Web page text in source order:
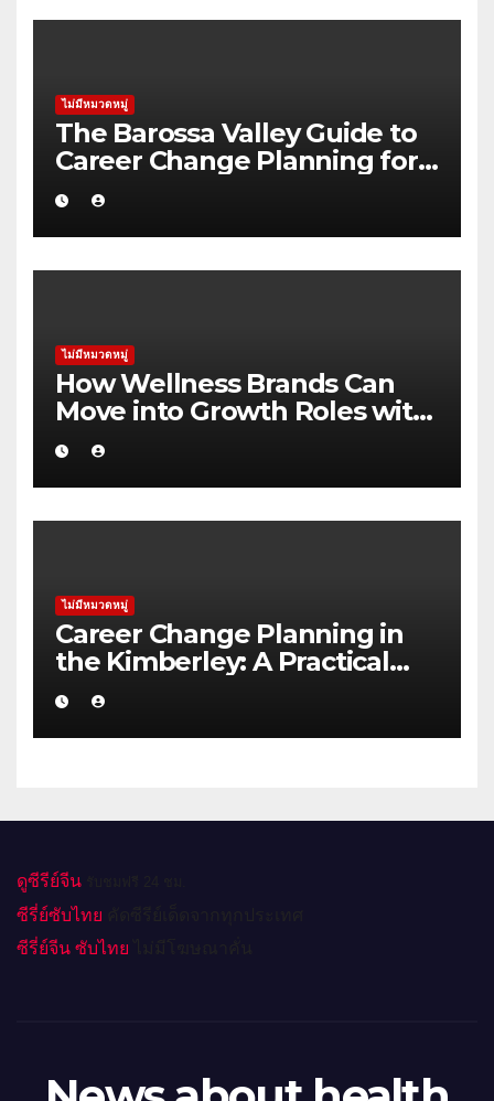
ไม่มีหมวดหมู่
The Barossa Valley Guide to
Career Change Planning for
Australian Families
ไม่มีหมวดหมู่
How Wellness Brands Can
Move into Growth Roles with
Fewer False Starts in the
Pilbara
ไม่มีหมวดหมู่
Career Change Planning in
the Kimberley: A Practical
Guide for NDIS Providers
ดูซีรีย์จีน
ซีรี่ย์ซับไทย
ซีรี่ย์จีน ซับไทย